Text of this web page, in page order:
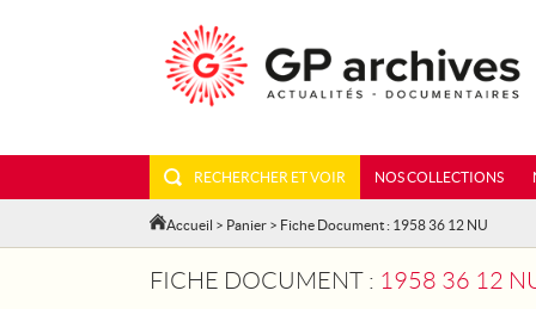
RECHERCHER ET VOIR NOS COLLECTIONS
Accueil > Panier > Fiche Document : 1958 36 12 NU
FICHE DOCUMENT : 1958 36 12